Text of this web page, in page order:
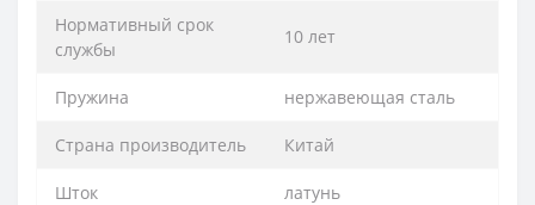
Нормативный срок
службы
10 лет
Пружина нержавеющая сталь
Страна производитель Китай
Шток латунь